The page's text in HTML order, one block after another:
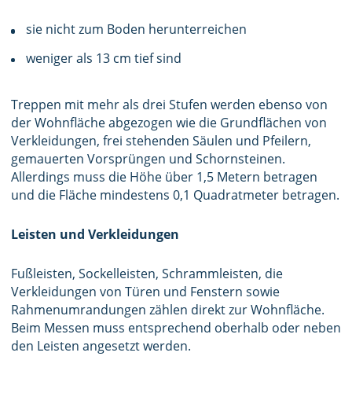
sie nicht zum Boden herunterreichen
weniger als 13 cm tief sind
Treppen mit mehr als drei Stufen werden ebenso von
der Wohnfläche abgezogen wie die Grundflächen von
Verkleidungen, frei stehenden Säulen und Pfeilern,
gemauerten Vorsprüngen und Schornsteinen.
Allerdings muss die Höhe über 1,5 Metern betragen
und die Fläche mindestens 0,1 Quadratmeter betragen.
Leisten und Verkleidungen
Fußleisten, Sockelleisten, Schrammleisten, die
Verkleidungen von Türen und Fenstern sowie
Rahmenumrandungen zählen direkt zur Wohnfläche.
Beim Messen muss entsprechend oberhalb oder neben
den Leisten angesetzt werden.